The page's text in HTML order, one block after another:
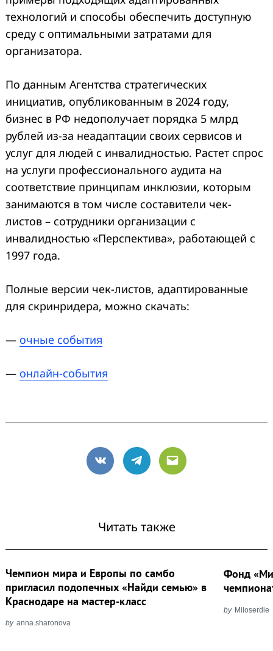
технологий и способы обеспечить доступную
среду с оптимальными затратами для
организатора.
По данным Агентства стратегических
инициатив, опубликованным в 2024 году,
бизнес в РФ недополучает порядка 5 млрд
рублей из-за неадаптации своих сервисов и
услуг для людей с инвалидностью. Растет спрос
на услуги профессионального аудита на
соответствие принципам инклюзии, которым
занимаются в том числе составители чек-
листов – сотрудники организации с
инвалидностью «Перспектива», работающей с
1997 года.
Полные версии чек-листов, адаптированные
для скринридера, можно скачать:
— очные события
— онлайн-события
VK Telegram
Email
Читать также
Чемпион мира и Европы по самбо
пригласил подопечных «Найди семью» в
Краснодаре на мастер-класс
by anna.sharonova
Фонд
by Miloserdie